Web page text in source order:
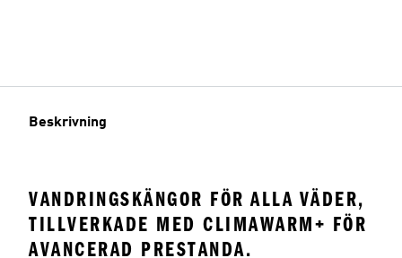
Beskrivning
VANDRINGSKÄNGOR FÖR ALLA VÄDER,
TILLVERKADE MED CLIMAWARM+ FÖR
AVANCERAD PRESTANDA.